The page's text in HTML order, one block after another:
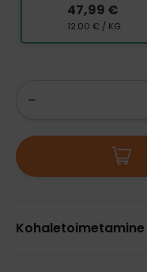
47,99 €
12.00 € / KG
Kohaletoimetamine